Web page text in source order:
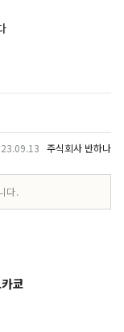
주식회사 반하나
다.
쿄